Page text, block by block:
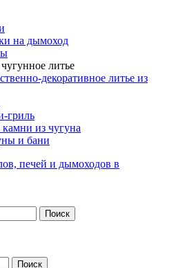
на дымоход
литье
декоративное литье из
гриль
из чугуна
и бани
Поиск
Поиск